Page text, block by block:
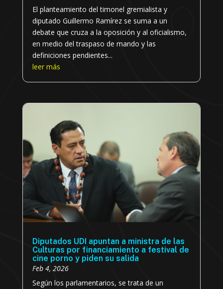
El planteamiento del timonel gremialista y
diputado Guillermo Ramírez se suma a un
debate que cruza a la oposición y al oficialismo,
en medio del traspaso de mando y las
definiciones pendientes...
leer más
Diputados UDI apuntan a ministra de las
Culturas por financiamiento a festival de
cine porno y piden su salida
Feb 4, 2026
Según los parlamentarios, se trata de un